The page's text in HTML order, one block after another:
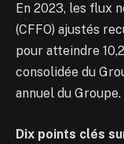
En 2023, les flux
(CFFO) ajustés
pour atteindre
consolidée du
annuel du Groupe.
Dix points clés